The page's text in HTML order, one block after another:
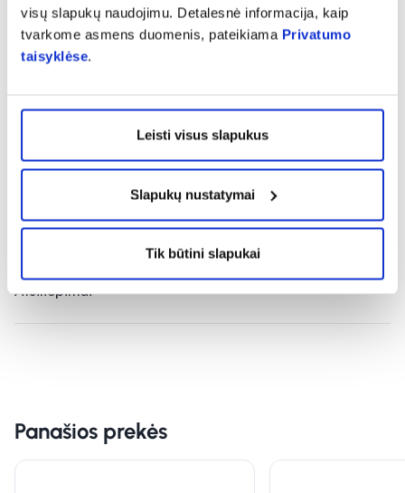
visų slapukų naudojimu. Detalesnė informacija, kaip
tvarkome asmens duomenis, pateikiama Privatumo
taisyklėse.
Leisti visus slapukus
Slapukų nustatymai
Tik būtini slapukai
Pranešti apie klaidą prekės aprašyme
Sudedamosios dalys expand_more
Vartojimas expand_more
Atsiliepimai expand_more
Panašios prekės